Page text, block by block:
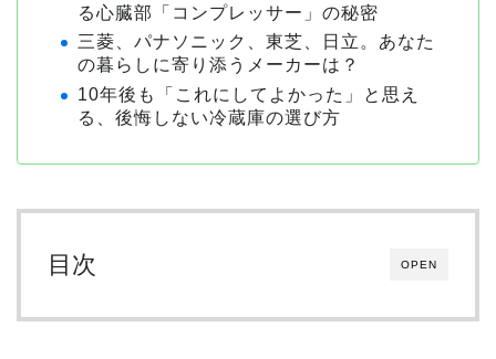
る心臓部「コンプレッサー」の秘密
三菱、パナソニック、東芝、日立。あなた
の暮らしに寄り添うメーカーは？
10年後も「これにしてよかった」と思え
る、後悔しない冷蔵庫の選び方
OPEN
目次